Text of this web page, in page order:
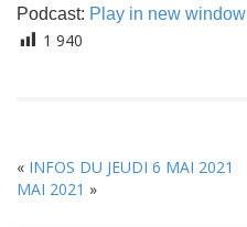
Podcast: Play in new window
1 940
« INFOS DU JEUDI 6 MAI 2021
MAI 2021 »